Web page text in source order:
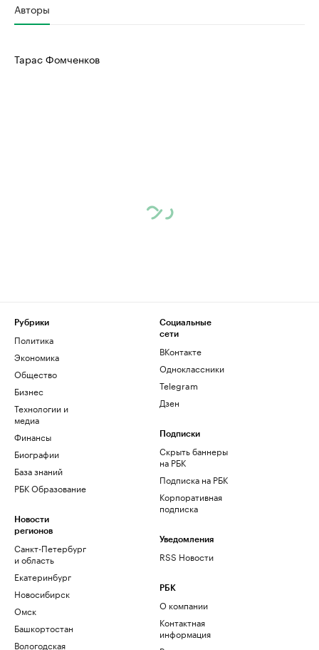
Авторы
Тарас Фомченков
Рубрики
Политика
Экономика
Общество
Бизнес
Технологии и
медиа
Финансы
Биографии
База знаний
РБК Образование
Новости
регионов
Санкт-Петербург
и область
Екатеринбург
Новосибирск
Омск
Башкортостан
Вологодская
Социальные
сети
ВКонтакте
Одноклассники
Telegram
Дзен
Подписки
Скрыть баннеры
на РБК
Подписка на РБК
Корпоративная
подписка
Уведомления
RSS Новости
РБК
О компании
Контактная
информация